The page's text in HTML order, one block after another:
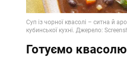
Готуємо квасолю